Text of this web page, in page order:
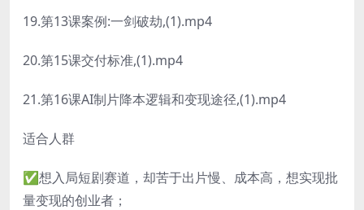
19.第13课案例:一剑破劫,(1).mp4
20.第15课交付标准,(1).mp4
21.第16课AI制片降本逻辑和变现途径,(1).mp4
适合人群
✅想入局短剧赛道，却苦于出片慢、成本高，想实现批
量变现的创业者；